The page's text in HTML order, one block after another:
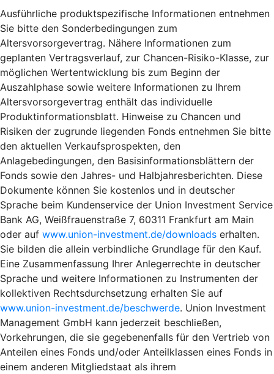
Ausführliche produktspezifische Informationen entnehmen
Sie bitte den Sonderbedingungen zum
Altersvorsorgevertrag. Nähere Informationen zum
geplanten Vertragsverlauf, zur Chancen-Risiko-Klasse, zur
möglichen Wertentwicklung bis zum Beginn der
Auszahlphase sowie weitere Informationen zu Ihrem
Altersvorsorgevertrag enthält das individuelle
Produktinformationsblatt. Hinweise zu Chancen und
Risiken der zugrunde liegenden Fonds entnehmen Sie bitte
den aktuellen Verkaufsprospekten, den
Anlagebedingungen, den Basisinformationsblättern der
Fonds sowie den Jahres- und Halbjahresberichten. Diese
Dokumente können Sie kostenlos und in deutscher
Sprache beim Kundenservice der Union Investment Service
Bank AG, Weißfrauenstraße 7, 60311 Frankfurt am Main
oder auf www.union-investment.de/downloads erhalten.
Sie bilden die allein verbindliche Grundlage für den Kauf.
Eine Zusammenfassung Ihrer Anlegerrechte in deutscher
Sprache und weitere Informationen zu Instrumenten der
kollektiven Rechtsdurchsetzung erhalten Sie auf
www.union-investment.de/beschwerde. Union Investment
Management GmbH kann jederzeit beschließen,
Vorkehrungen, die sie gegebenenfalls für den Vertrieb von
Anteilen eines Fonds und/oder Anteilklassen eines Fonds in
einem anderen Mitgliedstaat als ihrem